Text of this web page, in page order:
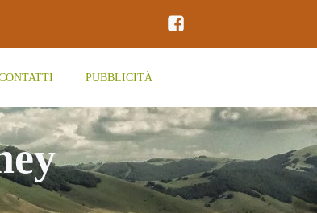
PUBBLICITÀ